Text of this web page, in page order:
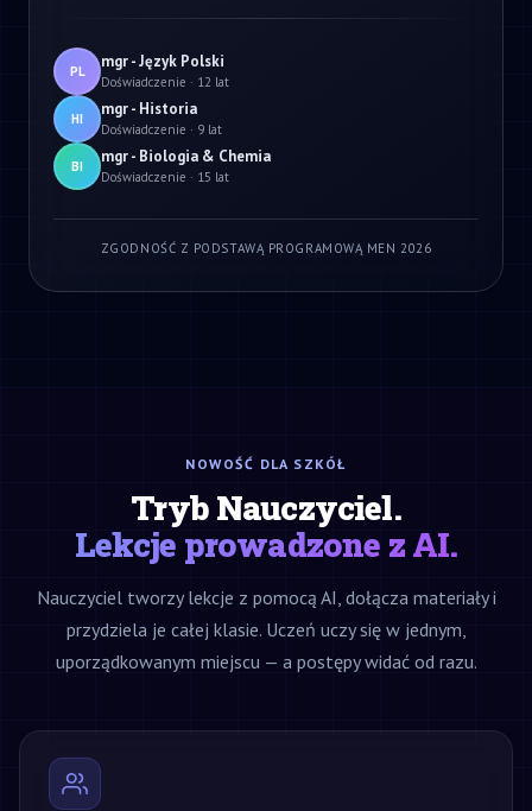
PL mgr - Język Polski
Doświadczenie · 12 lat
HI mgr - Historia
Doświadczenie · 9 lat
BI mgr - Biologia & Chemia
Doświadczenie · 15 lat
ZGODNOŚĆ Z PODSTAWĄ PROGRAMOWĄ MEN 2026
NOWOŚĆ DLA SZKÓŁ
Tryb Nauczyciel.
Lekcje prowadzone z AI.
Nauczyciel tworzy lekcje z pomocą AI, dołącza materiały i
przydziela je całej klasie. Uczeń uczy się w jednym,
uporządkowanym miejscu — a postępy widać od razu.